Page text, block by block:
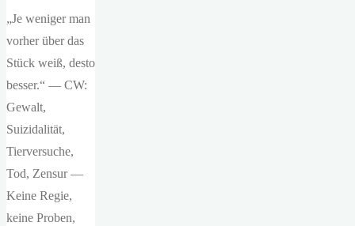
„Je weniger man
vorher über das
Stück weiß, desto
besser.“ — CW:
Gewalt,
Suizidalität,
Tierversuche,
Tod, Zensur —
Keine Regie,
keine Proben,